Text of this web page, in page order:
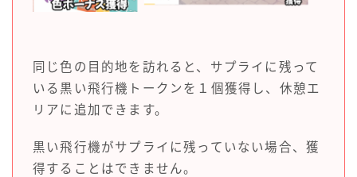
同じ色の目的地を訪れると、サプライに残って
いる黒い飛行機トークンを１個獲得し、休憩エ
リアに追加できます。
黒い飛行機がサプライに残っていない場合、獲
得することはできません。